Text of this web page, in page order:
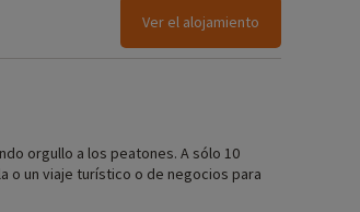
Ver el alojamiento
orgullo a los peatones. A sólo 10
o un viaje turístico o de negocios para